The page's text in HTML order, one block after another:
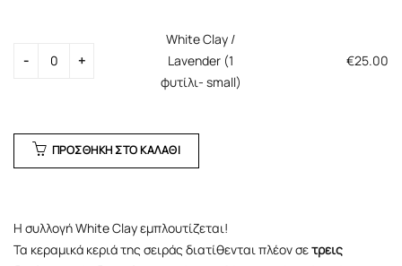
White Clay /
Lavender (1
φυτίλι- small)
€25.00
ΠΡΟΣΘΗΚΗ ΣΤΟ ΚΑΛΑΘΙ
Η συλλογή White Clay εμπλουτίζεται!
Τα κεραμικά κεριά της σειράς διατίθενται πλέον σετρεις